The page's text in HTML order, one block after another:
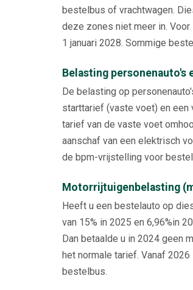
bestelbus of vrachtwagen.
deze zones niet meer in.
1 januari 2028. Sommige
Belasting personenauto's
De belasting op
starttarief (vaste voet) en een
tarief van de vaste voet
aanschaf van een elektrisch
de bpm-vrijstelling voor
Motorrijtuigenbelasting
Heeft u een bestelauto op
van 15% in 2025 en 6,96%in
Dan betaalde u in 2024 geen
het normale tarief. Vanaf
bestelbus.